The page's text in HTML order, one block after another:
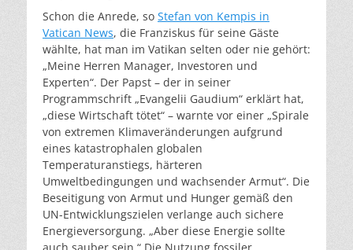
Schon die Anrede, so Stefan von Kempis in
Vatican News, die Franziskus für seine Gäste
wählte, hat man im Vatikan selten oder nie gehört:
„Meine Herren Manager, Investoren und
Experten“. Der Papst – der in seiner
Programmschrift „Evangelii Gaudium“ erklärt hat,
„diese Wirtschaft tötet“ – warnte vor einer „Spirale
von extremen Klimaveränderungen aufgrund
eines katastrophalen globalen
Temperaturanstiegs, härteren
Umweltbedingungen und wachsender Armut“. Die
Beseitigung von Armut und Hunger gemäß den
UN-Entwicklungszielen verlange auch sichere
Energieversorgung. „Aber diese Energie sollte